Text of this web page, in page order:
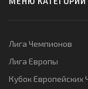
Лига Чемпионов
Лига Европы
Кубок Европейских